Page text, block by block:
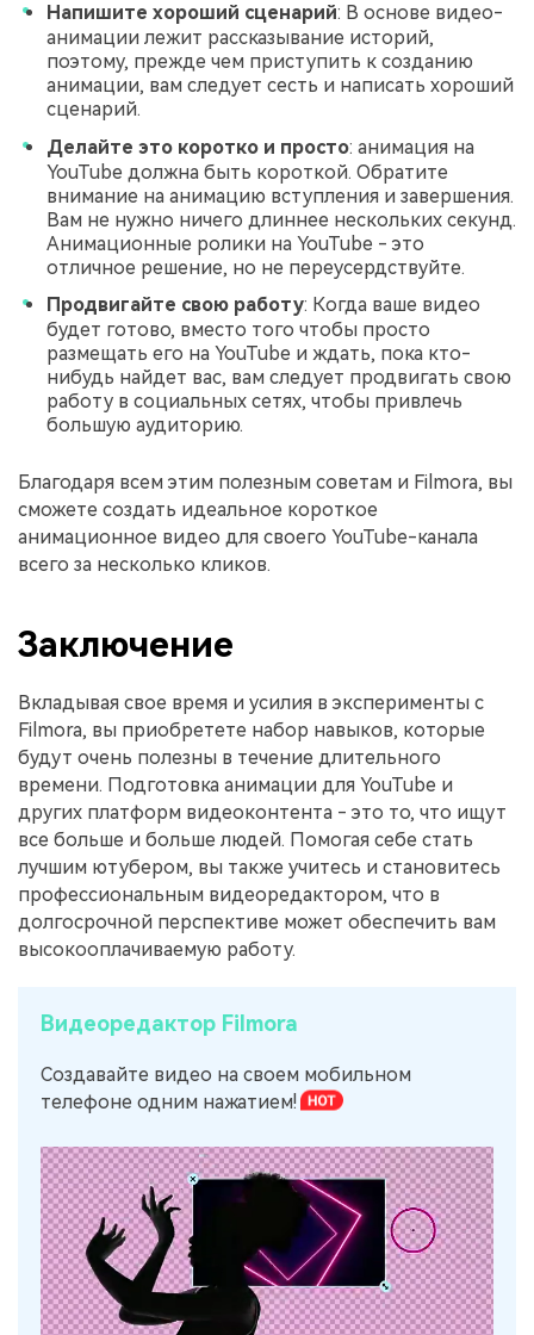
Напишите хороший сценарий: В основе видео-
анимации лежит рассказывание историй,
поэтому, прежде чем приступить к созданию
анимации, вам следует сесть и написать хороший
сценарий.
Делайте это коротко и просто: анимация на
YouTube должна быть короткой. Обратите
внимание на анимацию вступления и завершения.
Вам не нужно ничего длиннее нескольких секунд.
Анимационные ролики на YouTube - это
отличное решение, но не переусердствуйте.
Продвигайте свою работу: Когда ваше видео
будет готово, вместо того чтобы просто
размещать его на YouTube и ждать, пока кто-
нибудь найдет вас, вам следует продвигать свою
работу в социальных сетях, чтобы привлечь
большую аудиторию.
Благодаря всем этим полезным советам и Filmora, вы
сможете создать идеальное короткое
анимационное видео для своего YouTube-канала
всего за несколько кликов.
Заключение
Вкладывая свое время и усилия в эксперименты с
Filmora, вы приобретете набор навыков, которые
будут очень полезны в течение длительного
времени. Подготовка анимации для YouTube и
других платформ видеоконтента - это то, что ищут
все больше и больше людей. Помогая себе стать
лучшим ютубером, вы также учитесь и становитесь
профессиональным видеоредактором, что в
долгосрочной перспективе может обеспечить вам
высокооплачиваемую работу.
Видеоредактор Filmora
Создавайте видео на своем мобильном
телефоне одним нажатием!